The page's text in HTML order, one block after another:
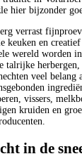
hier bijzonder
verrast
keuken en
wereld worden in
talrijke herbergen,
veel belang
vissers,
kruiden en
in de